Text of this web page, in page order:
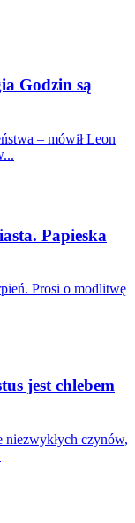
Godzin są
– mówił Leon
Papieska
Prosi o modlitwę
jest chlebem
czynów,